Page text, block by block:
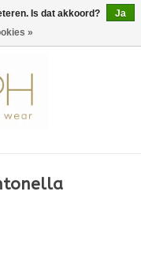
0 Artikelen - €0,00
Is dat akkoord?
Ja
»